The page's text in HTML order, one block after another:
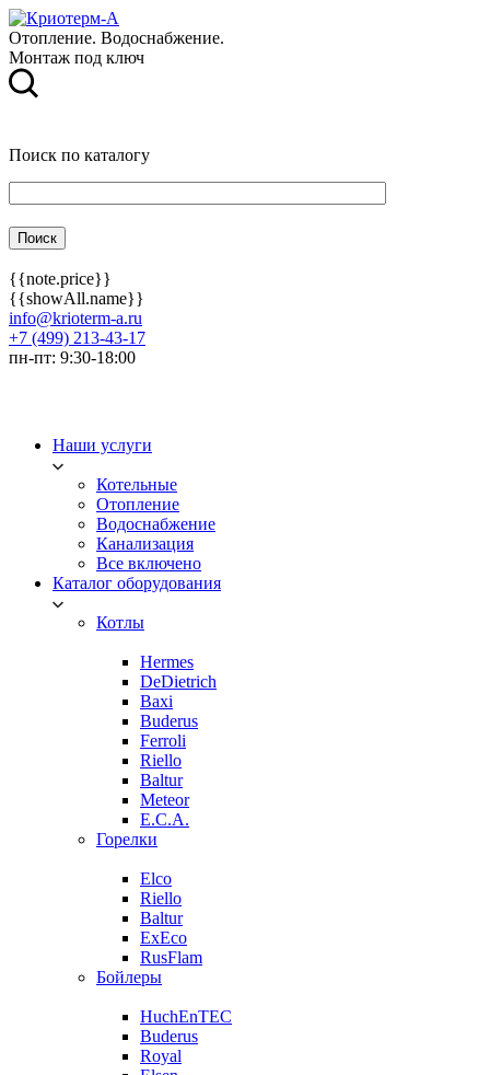
Отопление. Водоснабжение.
Монтаж под ключ
Поиск по каталогу
{{note.price}}
{{showAll.name}}
info@krioterm-a.ru
+7 (499) 213-43-17
пн-пт: 9:30-18:00
Наши услуги
Котельные
Отопление
Водоснабжение
Канализация
Все включено
Каталог оборудования
Котлы
Hermes
DeDietrich
Baxi
Buderus
Ferroli
Riello
Baltur
Meteor
E.C.A.
Горелки
Elco
Riello
Baltur
ExEco
RusFlam
Бойлеры
HuchEnTEC
Buderus
Royal